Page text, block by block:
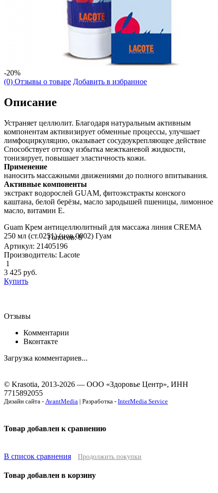
-20%
(0) Отзывы о товаре Добавить в избранное
Описание
Устраняет целлюлит. Благодаря натуральным активным
компонентам активизирует обменные процессы, улучшает
лимфоциркуляцию, оказывает сосудоукрепляющее действие
Способствует оттоку избытка межтканевой жидкости,
тонизирует, повышает эластичность кожи.
Применение
наносить массажными движениями до полного впитывания.
Активные компоненты
экстракт водорослей GUAM, фитоэкстракты конского
каштана, белой берёзы, масло зародышей пшеницы, лимонное
масло, витамин Е.
Guam Крем антицеллюлитный для массажа линия CREMA
250 мл (ст.0251) (нов.0002) Гуам
Голосов: 8
Артикул: 21405196
Производитель: Lacote
1
3 425 руб.
Купить
Отзывы
Комментарии
Вконтакте
Загрузка комментариев...
© Krasotia, 2013-2026 — ООО «Здоровье Центр», ИНН
7715892055
Дизайн сайта - AvantMedia | Разработка - InterMedia Service
Товар добавлен к сравнению
В список сравнения Продолжить покупки
Товар добавлен в корзину